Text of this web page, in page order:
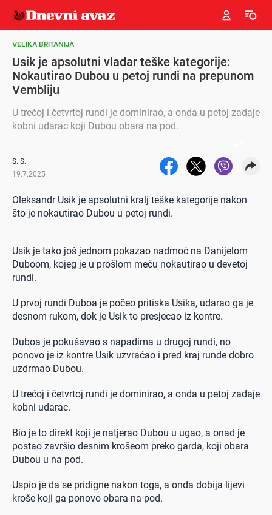
VELIKA BRITANIJA
Usik je apsolutni vladar teške kategorije:
Nokautirao Dubou u petoj rundi na prepunom
Vembliju
U trećoj i četvrtoj rundi je dominirao, a onda u petoj zadaje
kobni udarac koji Dubou obara na pod.
S. S.
19.7.2025
Oleksandr Usik je apsolutni kralj teške kategorije nakon
što je nokautirao Dubou u petoj rundi.
Usik je tako još jednom pokazao nadmoć na Danijelom
Duboom, kojeg je u prošlom meču nokautirao u devetoj
rundi.
U prvoj rundi Duboa je počeo pritiska Usika, udarao ga je
desnom rukom, dok je Usik to presjecao iz kontre.
Duboa je pokušavao s napadima u drugoj rundi, no
ponovo je iz kontre Usik uzvraćao i pred kraj runde dobro
uzdrmao Dubou.
U trećoj i četvrtoj rundi je dominirao, a onda u petoj zadaje
kobni udarac.
Bio je to direkt koji je natjerao Dubou u ugao, a onad je
postao završio desnim krošeom preko garda, koji obara
Dubou u na pod.
Uspio je da se pridigne nakon toga, a onda dobija lijevi
kroše koji ga ponovo obara na pod.